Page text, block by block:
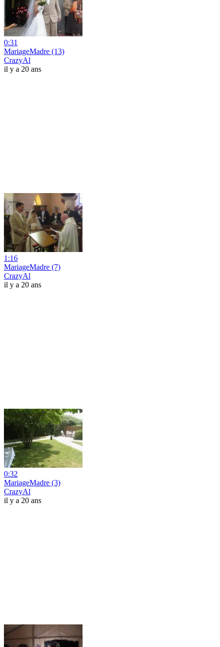
0:31
MariageMadre (13)
CrazyAl
il y a 20 ans
1:16
MariageMadre (7)
CrazyAl
il y a 20 ans
0:32
MariageMadre (3)
CrazyAl
il y a 20 ans